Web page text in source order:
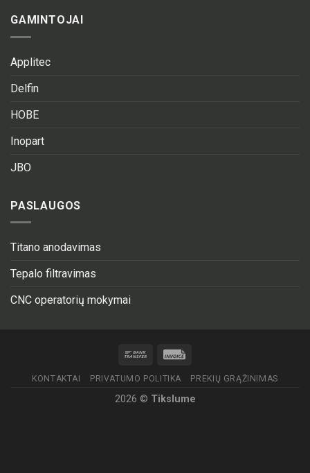
GAMINTOJAI
Applitec
Delfin
HOBE
Inopart
JBO
PASLAUGOS
Titano anodavimas
Tepalo filtravimas
CNC operatorių mokymai
KONTAKTAI PRIVATUMO POLITIKA PREKIŲ GRĄŽINIMAS
2026 © Tikslume